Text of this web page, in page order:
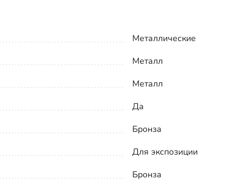
Металлические
Металл
Металл
Да
Бронза
Для экспозиции
Бронза